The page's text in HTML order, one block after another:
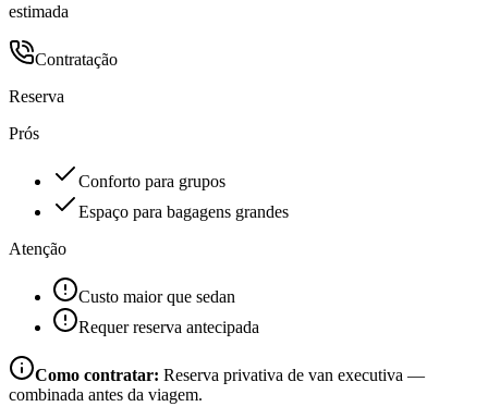
estimada
Contratação
Reserva
Prós
Conforto para grupos
Espaço para bagagens grandes
Atenção
Custo maior que sedan
Requer reserva antecipada
Como contratar: Reserva privativa de van executiva —
combinada antes da viagem.